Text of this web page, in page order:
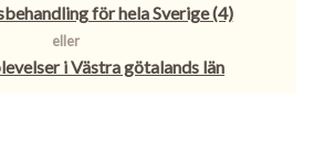
för hela Sverige (4)
eller
i Västra götalands län